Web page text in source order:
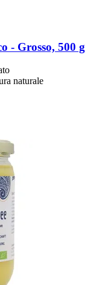
-​ Grosso, 500 g
naturale